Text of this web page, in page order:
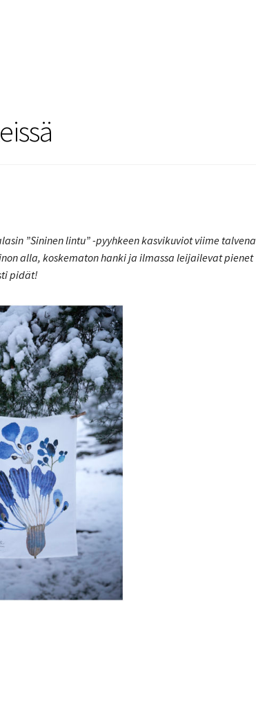
”Sininen lintu” -pyyhkeen kasvikuviot viime talvena
alla, koskematon hanki ja ilmassa leijailevat pienet
pidät!